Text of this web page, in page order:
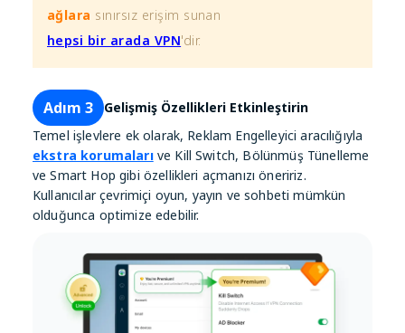
ağlara sınırsız erişim sunan
hepsi bir arada VPN'dir.
Adım 3
Gelişmiş Özellikleri Etkinleştirin
Temel işlevlere ek olarak, Reklam Engelleyici aracılığıyla
ekstra korumalarıve Kill Switch, Bölünmüş Tünelleme
ve Smart Hop gibi özellikleri açmanızı öneririz.
Kullanıcılar çevrimiçi oyun, yayın ve sohbeti mümkün
olduğunca optimize edebilir.